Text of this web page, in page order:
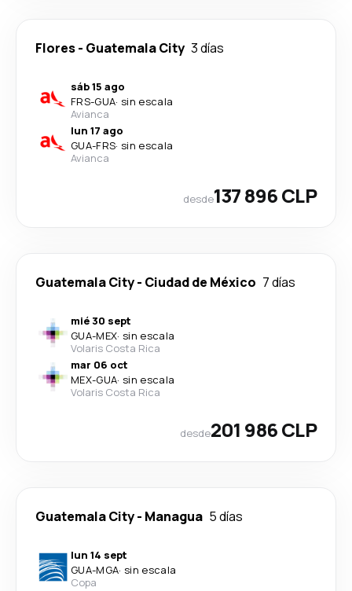
Flores- Guatemala City 3 días
sáb 15 ago
FRS-GUA· sin escala
Avianca
lun 17 ago
GUA-FRS· sin escala
Avianca
desde137 896 CLP
Guatemala City- Ciudad de México 7 días
mié 30 sept
GUA-MEX· sin escala
Volaris Costa Rica
mar 06 oct
MEX-GUA· sin escala
Volaris Costa Rica
desde201 986 CLP
Guatemala City- Managua 5 días
lun 14 sept
GUA-MGA· sin escala
Copa